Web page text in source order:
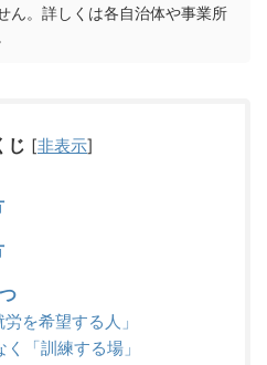
ん。詳しくは各自治体や事業所
じ [非表示]
を希望する人」
「訓練する場」